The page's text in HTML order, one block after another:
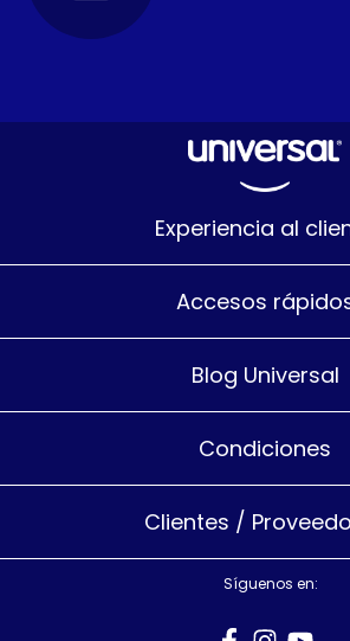
Experiencia al
Accesos
Blog Universal
Condiciones
Clientes /
Síguenos en: